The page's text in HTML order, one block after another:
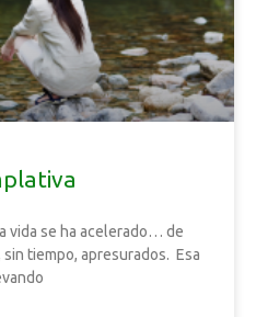
vida se ha acelerado… de
tiempo, apresurados. Esa